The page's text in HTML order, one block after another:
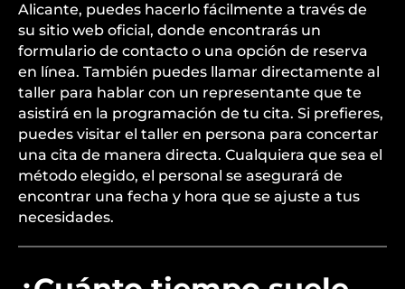
Alicante, puedes hacerlo fácilmente a través de
su sitio web oficial, donde encontrarás un
formulario de contacto o una opción de reserva
en línea. También puedes llamar directamente al
taller para hablar con un representante que te
asistirá en la programación de tu cita. Si prefieres,
puedes visitar el taller en persona para concertar
una cita de manera directa. Cualquiera que sea el
método elegido, el personal se asegurará de
encontrar una fecha y hora que se ajuste a tus
necesidades.